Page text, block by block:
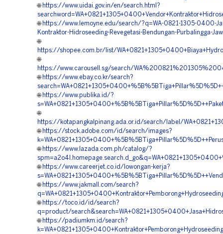
🌐 https://www.uidai.gov.in/en/search.html?
🌐 https://www.lemoyne.edu/search/?q=WA-0821-1305-0400-
Kontraktor-Hidroseeding-Revegetasi-Bendungan-Purbalingga-
🌐
https://shopee.com.br/list/
🌐
https://www.carousell.sg/search/
🌐 https://www.ebay.co.kr/search?
🌐 https://www.publika.id/?
🌐
https://kotapangkalpinang.ada.or.id/search/label/
🌐 https://stock.adobe.com/id/search/images?
🌐 https://www.lazada.com.ph/catalog/?
🌐 https://www.careerjet.co.id/lowongan-kerja?
🌐 https://www.jakmall.com/search?
🌐 https://toco.id/id/search?
q=product/
🌐 https://padiumkm.id/search?